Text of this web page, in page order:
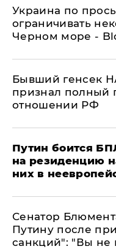
Украина по
ограничивать
Черном море -
Бывший генсек
признал полный
отношении РФ
Путин боится
на резиденцию
них в
Сенатор
Путину после
санкций": "Вы не